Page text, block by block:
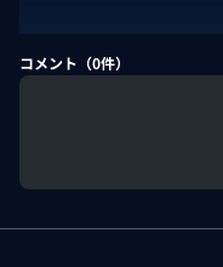
コメント（0件）